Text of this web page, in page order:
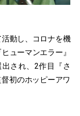
動し、コロナを機
ューマンエラー』
出され、2作目『さ
初のホッピーアワ